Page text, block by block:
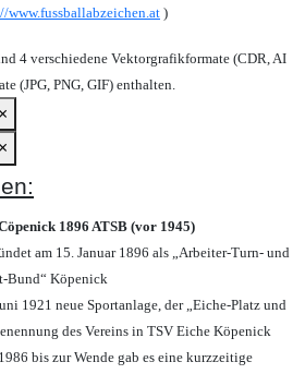
www.fussballabzeichen.at )
4 verschiedene Vektorgrafikformate (CDR, AI
(JPG, PNG, GIF) enthalten.
×
×
1896 ATSB (vor 1945)
am 15. Januar 1896 als „Arbeiter-Turn- und
Bund“ Köpenick
1921 neue Sportanlage, der „Eiche-Platz und
des Vereins in TSV Eiche Köpenick
bis zur Wende gab es eine kurzzeitige